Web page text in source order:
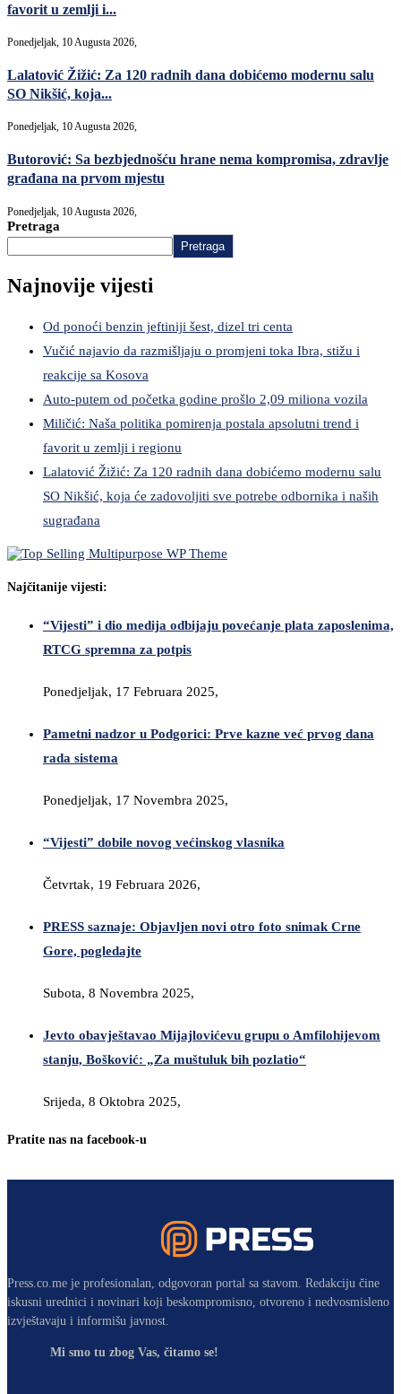
favorit u zemlji i...
Ponedjeljak, 10 Augusta 2026,
Lalatović Žižić: Za 120 radnih dana dobićemo modernu salu
SO Nikšić, koja...
Ponedjeljak, 10 Augusta 2026,
Butorović: Sa bezbjednošću hrane nema kompromisa, zdravlje
građana na prvom mjestu
Ponedjeljak, 10 Augusta 2026,
Pretraga
Pretraga
Najnovije vijesti
Od ponoći benzin jeftiniji šest, dizel tri centa
Vučić najavio da razmišljaju o promjeni toka Ibra, stižu i
reakcije sa Kosova
Auto-putem od početka godine prošlo 2,09 miliona vozila
Miličić: Naša politika pomirenja postala apsolutni trend i
favorit u zemlji i regionu
Lalatović Žižić: Za 120 radnih dana dobićemo modernu salu
SO Nikšić, koja će zadovoljiti sve potrebe odbornika i naših
sugrađana
Najčitanije vijesti:
“Vijesti” i dio medija odbijaju povećanje plata zaposlenima,
RTCG spremna za potpis
Ponedjeljak, 17 Februara 2025,
Pametni nadzor u Podgorici: Prve kazne već prvog dana
rada sistema
Ponedjeljak, 17 Novembra 2025,
“Vijesti” dobile novog većinskog vlasnika
Četvrtak, 19 Februara 2026,
PRESS saznaje: Objavljen novi otro foto snimak Crne
Gore, pogledajte
Subota, 8 Novembra 2025,
Jevto obavještavao Mijajlovićevu grupu o Amfilohijevom
stanju, Bošković: „Za muštuluk bih pozlatio“
Srijeda, 8 Oktobra 2025,
Pratite nas na facebook-u
Press.co.me je profesionalan, odgovoran portal sa stavom. Redakciju čine
iskusni urednici i novinari koji beskompromisno, otvoreno i nedvosmisleno
izvještavaju i informišu javnost.
Mi smo tu zbog Vas, čitamo se!